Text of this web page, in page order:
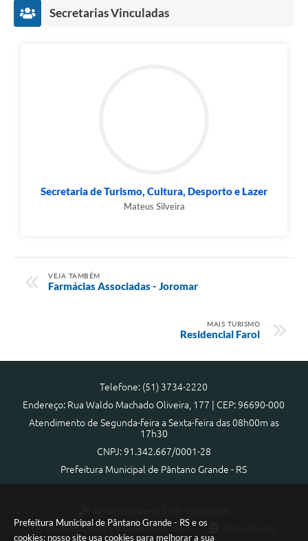
Prefeitura Municipal de Pântano Grande - RS e os
cookies: nosso site usa cookies para melhorar a sua
Secretarias Vinculadas
Secretaria de Turismo, Cultura, Desporto e Lazer
Mateus Silveira
VEJA TAMBÉM
Farmácias Associadas - Joromar
MAIS TURISMO
Residencial Farol
Telefone: (51) 3734-2220
Endereço: Rua Waldo Machado Oliveira, 177 | CEP: 96690-000
Atendimento de Segunda-feira a Sexta-feira das 08h00m as
17h30
CNPJ: 91.342.667/0001-28
Prefeitura Municipal de Pântano Grande - RS
Portal atualizado em:06/08/2026 12:51